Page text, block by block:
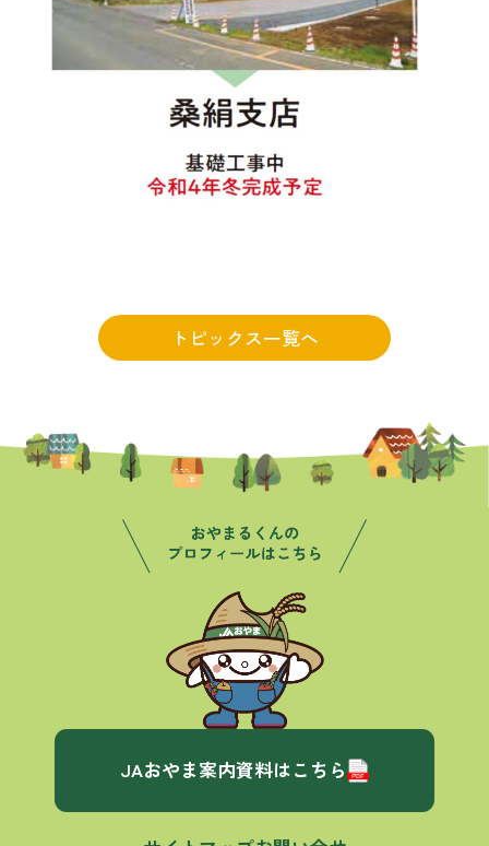
トピックス一覧へ
JAおやま案内資料はこちら